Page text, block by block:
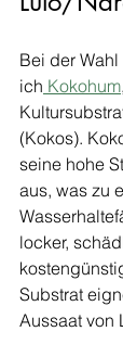
Bei der
ich Kokohum
(Kokos).
seine hohe
aus, was zu
locker,
Substrat
Aussaat von